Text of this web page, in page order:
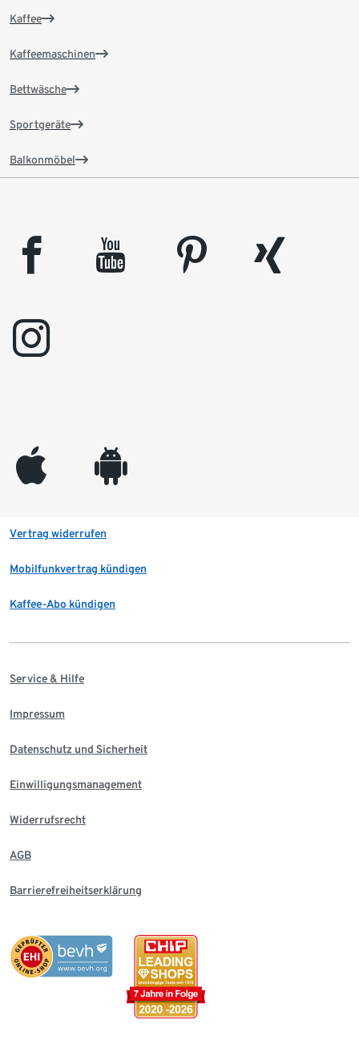
Kaffee
Kaffeemaschinen
Bettwäsche
Sportgeräte
Balkonmöbel
facebook youtube pinterest
xing
instagram
appleinc android
Vertrag widerrufen
Mobilfunkvertrag kündigen
Kaffee-Abo kündigen
Service & Hilfe
Impressum
Datenschutz und Sicherheit
Einwilligungsmanagement
Widerrufsrecht
AGB
Barrierefreiheitserklärung